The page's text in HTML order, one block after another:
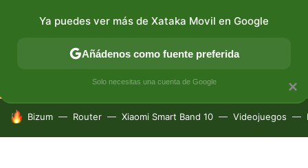
CONECTIVIDAD MÓVIL Y SOCIEDAD APLICACIONES
HOY SE HABLA DE
Bizum Router Xiaomi Smart Band 10 Videojuegos
×
Ya puedes ver más de Xataka Movil en Google
Añádenos como fuente preferida
Solo necesitas una cuenta de Google